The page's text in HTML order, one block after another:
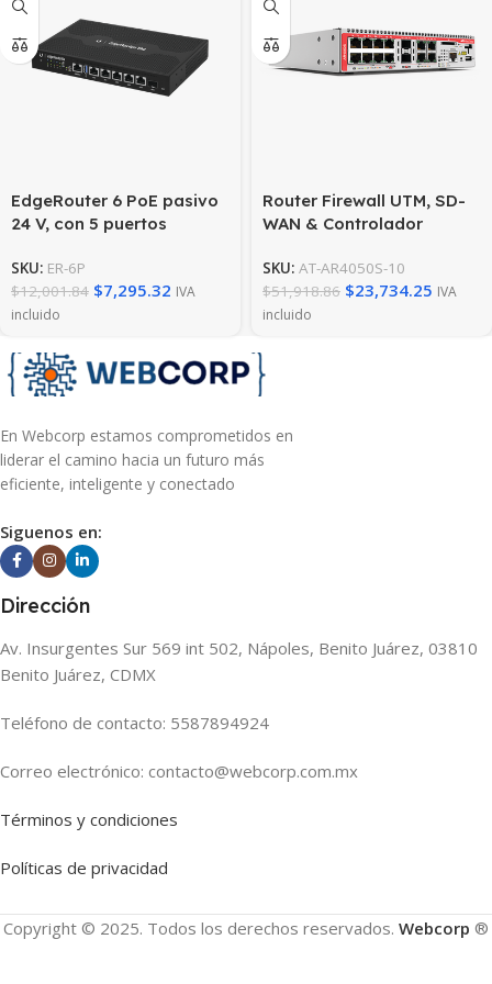
EdgeRouter 6 PoE pasivo
24 V, con 5 puertos
puerto SFP, con funciones
avanzadas de ruteo
SKU: ER-6P
$12,001.84 $7,295.32 IVA
incluido
Router Firewall UTM, SD-
WAN & Controlador
Puertos WAN Gigabit
Combo + 8 puertos LAN
Gigabit
SKU: AT-AR4050S-10
$51,918.86 $23,734.25 IVA
incluido
En Webcorp estamos comprometidos en
liderar el camino hacia un futuro más
eficiente, inteligente y conectado
Siguenos en:
Dirección
Av. Insurgentes Sur 569 int 502, Nápoles, Benito Juárez, 03810
Benito Juárez, CDMX
Teléfono de contacto: 5587894924
Correo electrónico: contacto@webcorp.com.mx
Términos y condiciones
Políticas de privacidad
Copyright © 2025. Todos los derechos reservados. Webcorp ®